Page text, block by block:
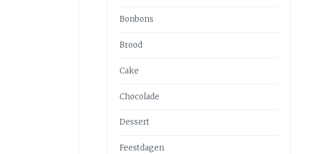
Bonbons
Brood
Cake
Chocolade
Dessert
Feestdagen